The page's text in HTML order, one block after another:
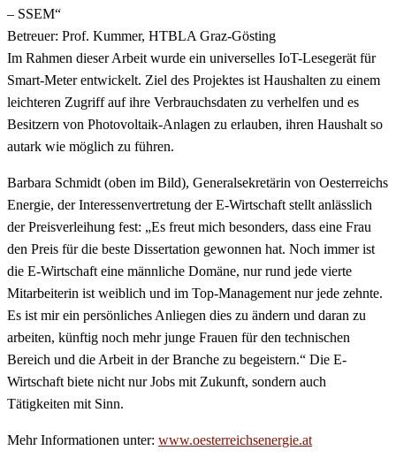
– SSEM“
Betreuer: Prof. Kummer, HTBLA Graz-Gösting
Im Rahmen dieser Arbeit wurde ein universelles IoT-Lesegerät für
Smart-Meter entwickelt. Ziel des Projektes ist Haushalten zu einem
leichteren Zugriff auf ihre Verbrauchsdaten zu verhelfen und es
Besitzern von Photovoltaik-Anlagen zu erlauben, ihren Haushalt so
autark wie möglich zu führen.
Barbara Schmidt (oben im Bild), Generalsekretärin von Oesterreichs
Energie, der Interessenvertretung der E-Wirtschaft stellt anlässlich
der Preisverleihung fest: „Es freut mich besonders, dass eine Frau
den Preis für die beste Dissertation gewonnen hat. Noch immer ist
die E-Wirtschaft eine männliche Domäne, nur rund jede vierte
Mitarbeiterin ist weiblich und im Top-Management nur jede zehnte.
Es ist mir ein persönliches Anliegen dies zu ändern und daran zu
arbeiten, künftig noch mehr junge Frauen für den technischen
Bereich und die Arbeit in der Branche zu begeistern.“ Die E-
Wirtschaft biete nicht nur Jobs mit Zukunft, sondern auch
Tätigkeiten mit Sinn.
Mehr Informationen unter: www.oesterreichsenergie.at